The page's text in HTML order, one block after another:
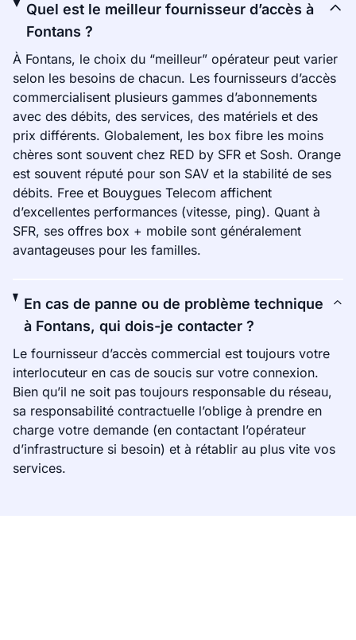
Quel est le meilleur fournisseur d’accès à
Fontans ?
À Fontans, le choix du “meilleur” opérateur peut varier
selon les besoins de chacun. Les fournisseurs d’accès
commercialisent plusieurs gammes d’abonnements
avec des débits, des services, des matériels et des
prix différents. Globalement, les box fibre les moins
chères sont souvent chez RED by SFR et Sosh. Orange
est souvent réputé pour son SAV et la stabilité de ses
débits. Free et Bouygues Telecom affichent
d’excellentes performances (vitesse, ping). Quant à
SFR, ses offres box + mobile sont généralement
avantageuses pour les familles.
En cas de panne ou de problème technique
à Fontans, qui dois-je contacter ?
Le fournisseur d’accès commercial est toujours votre
interlocuteur en cas de soucis sur votre connexion.
Bien qu’il ne soit pas toujours responsable du réseau,
sa responsabilité contractuelle l’oblige à prendre en
charge votre demande (en contactant l’opérateur
d’infrastructure si besoin) et à rétablir au plus vite vos
services.